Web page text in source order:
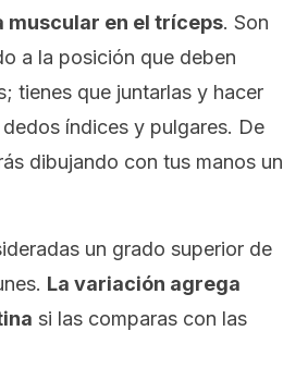
muscular en el tríceps. Son
a la posición que deben
tienes que juntarlas y hacer
índices y pulgares. De
dibujando con tus manos un
un grado superior de
La variación agrega
si las comparas con las